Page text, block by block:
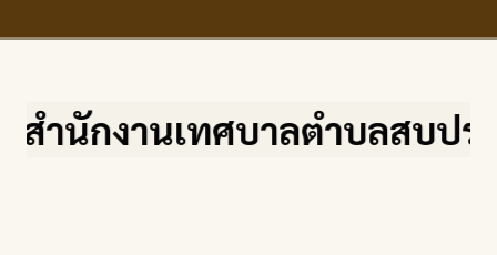
นักงานเทศบาลตำบลสบปราบ